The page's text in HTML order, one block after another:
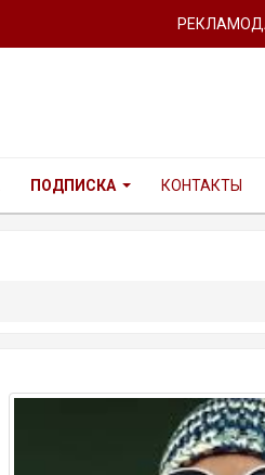
ПОДПИСКА КОНТАКТЫ